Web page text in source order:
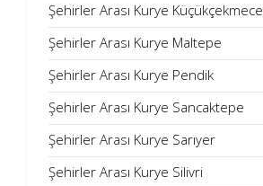
Şehirler Arası Kurye Küçükçekmece
Şehirler Arası Kurye Maltepe
Şehirler Arası Kurye Pendik
Şehirler Arası Kurye Sancaktepe
Şehirler Arası Kurye Sarıyer
Şehirler Arası Kurye Silivri